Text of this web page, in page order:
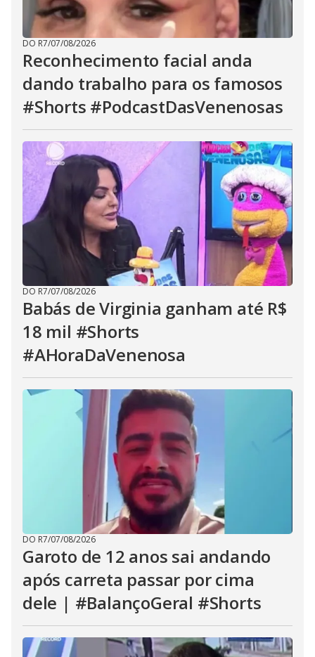
DO R7/07/08/2026
Reconhecimento facial anda
dando trabalho para os famosos
#Shorts #PodcastDasVenenosas
DO R7/07/08/2026
Babás de Virginia ganham até R$
18 mil #Shorts
#AHoraDaVenenosa
DO R7/07/08/2026
Garoto de 12 anos sai andando
após carreta passar por cima
dele | #BalançoGeral #Shorts